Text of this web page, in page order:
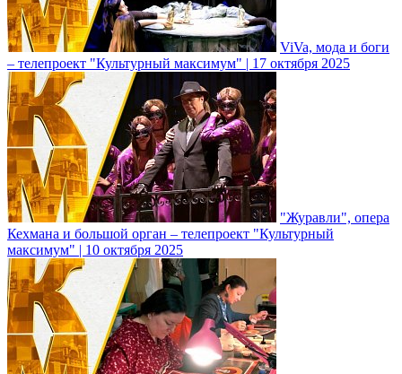
ViVa, мода и боги
– телепроект "Культурный максимум" | 17 октября 2025
"Журавли", опера
Кехмана и большой орган – телепроект "Культурный
максимум" | 10 октября 2025